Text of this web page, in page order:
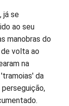
já se
ao seu
manobras do
volta ao
na
da
perseguição,